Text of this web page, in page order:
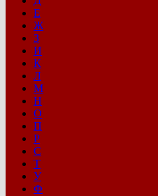
Е
Ж
З
И
К
Л
М
Н
О
П
Р
С
Т
У
Ф